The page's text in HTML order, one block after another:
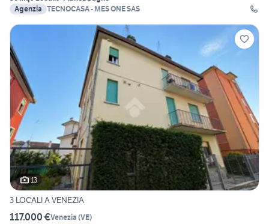
Agenzia TECNOCASA - MES ONE SAS
13
3 LOCALI A VENEZIA
117.000 €Venezia (VE)